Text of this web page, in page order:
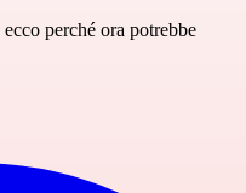
perché ora potrebbe